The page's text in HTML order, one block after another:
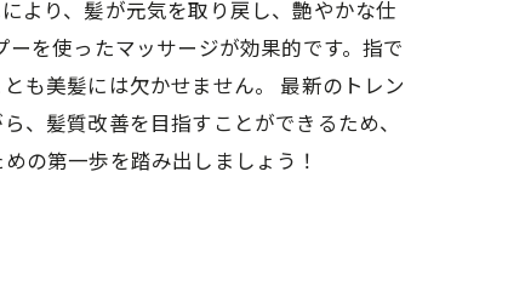
より、髪が元気を取り戻し、艶やかな仕
を使ったマッサージが効果的です。指で
も美髪には欠かせません。 最新のトレン
、髪質改善を目指すことができるため、
の第一歩を踏み出しましょう！